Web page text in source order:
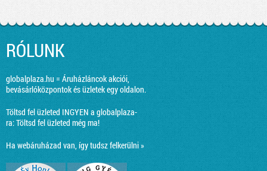
RÓLUNK
globalplaza.hu = Áruházláncok akciói,
bevásárlóközpontok és üzletek egy oldalon.
Töltsd fel üzleted INGYEN a globalplaza-
ra:Töltsd fel üzleted még ma!
Ha webáruházad van, így tudsz felkerülni »